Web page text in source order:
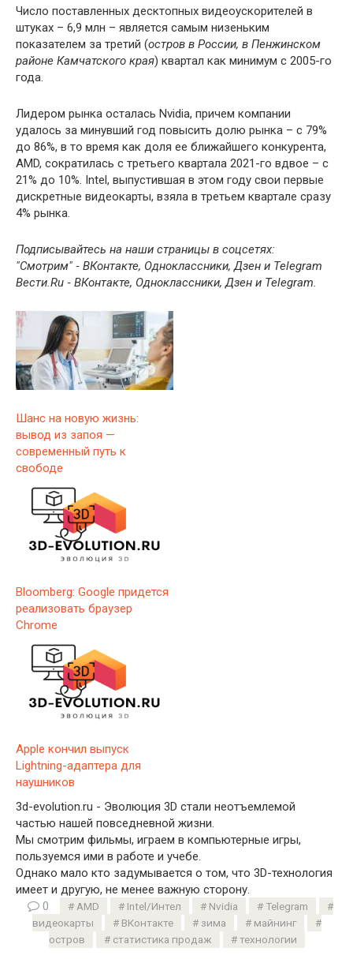
Число поставленных десктопных видеоускорителей в
штуках – 6,9 млн – является самым низеньким
показателем за третий (остров в России, в Пенжинском
районе Камчатского края) квартал как минимум с 2005-го
года.
Лидером рынка осталась Nvidia, причем компании
удалось за минувший год повысить долю рынка – с 79%
до 86%, в то время как доля ее ближайшего конкурента,
AMD, сократилась с третьего квартала 2021-го вдвое – с
21% до 10%. Intel, выпустившая в этом году свои первые
дискретные видеокарты, взяла в третьем квартале сразу
4% рынка.
Подписывайтесь на наши страницы в соцсетях:
"Смотрим" ‐ ВКонтакте, Одноклассники, Дзен и Telegram
Вести.Ru ‐ ВКонтакте, Одноклассники, Дзен и Telegram.
Шанс на новую жизнь:
вывод из запоя —
современный путь к
свободе
Bloomberg: Google придется
реализовать браузер
Chrome
Apple кончил выпуск
Lightning-адаптера для
наушников
3d-evolution.ru - Эволюция 3D стали неотъемлемой
частью нашей повседневной жизни.
Мы смотрим фильмы, играем в компьютерные игры,
пользуемся ими в работе и учебе.
Однако мало кто задумывается о том, что 3D-технология
имеет и другую, не менее важную сторону.
0
AMD Intel/Интел Nvidia
Telegram
видеокарты
ВКонтакте зима
майнинг
остров
статистика продаж технологии